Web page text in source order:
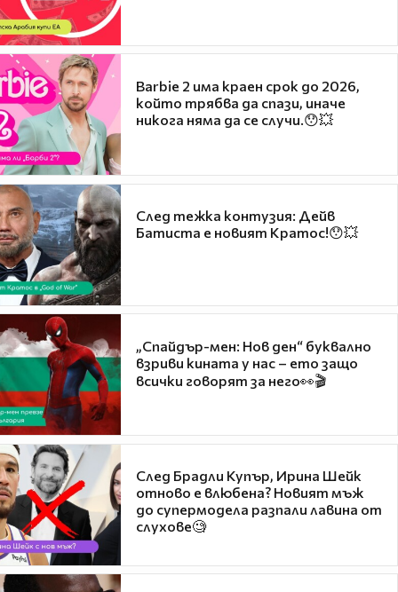
Barbie 2 има краен срок до 2026,
който трябва да спази, иначе
никога няма да се случи.😯💥
След тежка контузия: Дейв
Батиста е новият Кратос!😯💥
„Спайдър-мен: Нов ден“ буквално
взриви кината у нас – ето защо
всички говорят за него👀🎬
След Брадли Купър, Ирина Шейк
отново е влюбена? Новият мъж
до супермодела разпали лавина от
слухове🧐